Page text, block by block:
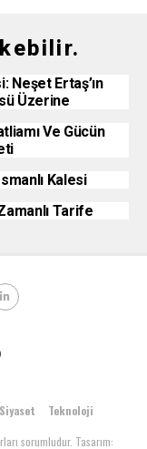
Neşet Ertaş’ın
Üzerine
Ve Gücün
Kalesi
Tarife
Siyaset
Teknoloji
sorumludur. Tasarım: